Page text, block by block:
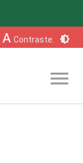
A Contraste: brightness_6
menu